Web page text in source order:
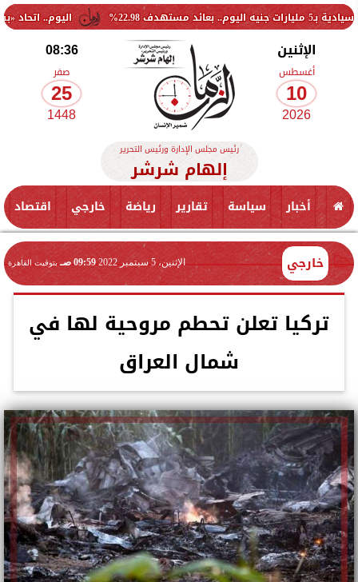
اليوم.. اتحاد «بشبابها»
الإثنين
أغسطس
10
2026
08:36
صفر
25
1448
رئيس مجلس الإدارة ورئيس التحرير
إلهام شرشر
أخبار سياسة تقارير رياضة خارجي اقتصاد
خارجي الإثنين، 5 سبتمبر 2022 09:59 صـ بتوقيت القاهرة
تركيا تعلن تحطم مروحية لها في
شمال العراق